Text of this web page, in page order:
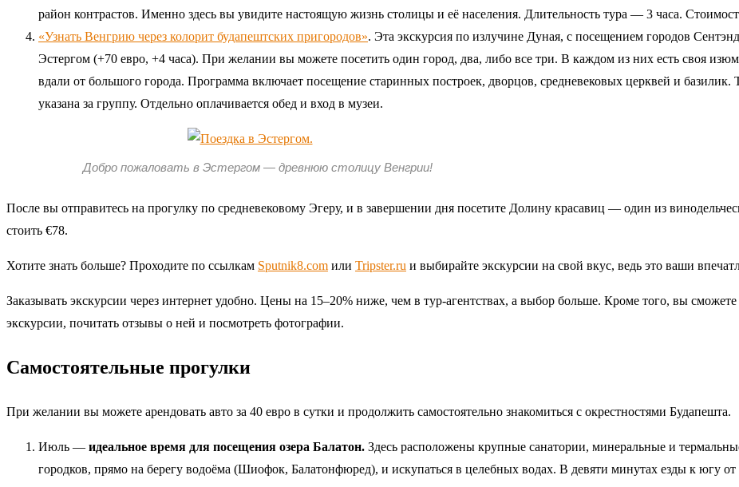
район контрастов. Именно здесь вы увидите настоящую жизнь столицы и её населения. Длительность тура — 3 часа.
«Узнать Венгрию через колорит будапештских пригородов». Эта экскурсия по излучине Дуная, с посещением городов
Эстергом (+70 евро, +4 часа). При желании вы можете посетить один город, два, либо все три. В каждом из них есть своя
вдали от большого города. Программа включает посещение старинных построек, дворцов, средневековых церквей и
указана за группу. Отдельно оплачивается обед и вход в музеи.
Добро пожаловать в Эстергом — древнюю столицу Венгрии!
После вы отправитесь на прогулку по средневековому Эгеру, и в завершении дня посетите Долину красавиц — один из
стоить €78.
Хотите знать больше? Проходите по ссылкам Sputnik8.com или Tripster.ru и выбирайте экскурсии на свой вкус, ведь это ваши
Заказывать экскурсии через интернет удобно. Цены на 15–20% ниже, чем в тур-агентствах, а выбор больше. Кроме того, вы
экскурсии, почитать отзывы о ней и посмотреть фотографии.
Самостоятельные прогулки
При желании вы можете арендовать авто за 40 евро в сутки и продолжить самостоятельно знакомиться с окрестностями Будапешта.
Июль — идеальное время для посещения озера Балатон. Здесь расположены крупные санатории, минеральные и
городков, прямо на берегу водоёма (Шиофок, Балатонфюред), и искупаться в целебных водах. В девяти минутах езды к югу